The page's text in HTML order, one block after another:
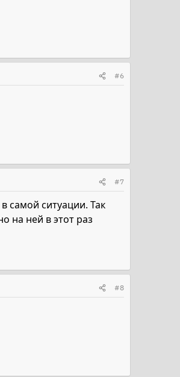
#6
#7
самой ситуации. Так
на ней в этот раз
#8